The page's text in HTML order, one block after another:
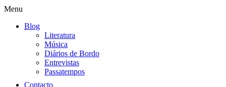
Menu
Blog
Literatura
Música
Diários de Bordo
Entrevistas
Passatempos
Contacto